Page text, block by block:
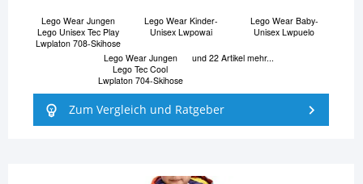
Lego Wear Jungen
Lego Unisex Tec Play
Lwplaton 708-Skihose
Lego Wear Kinder-
Unisex Lwpowai
Lego Wear Baby-
Unisex Lwpuelo
Lego Wear Jungen
Lego Tec Cool
Lwplaton 704-Skihose
und 22 Artikel mehr...
Zum Vergleich und Ratgeber